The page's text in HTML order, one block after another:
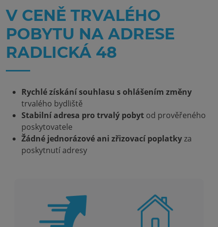
V CENĚ TRVALÉHO
POBYTU NA ADRESE
RADLICKÁ 48
Rychlé získání souhlasu s ohlášením změny
trvalého bydliště
Stabilní adresa pro trvalý pobyt od prověřeného
poskytovatele
Žádné jednorázové ani zřizovací poplatkyza
poskytnutí adresy